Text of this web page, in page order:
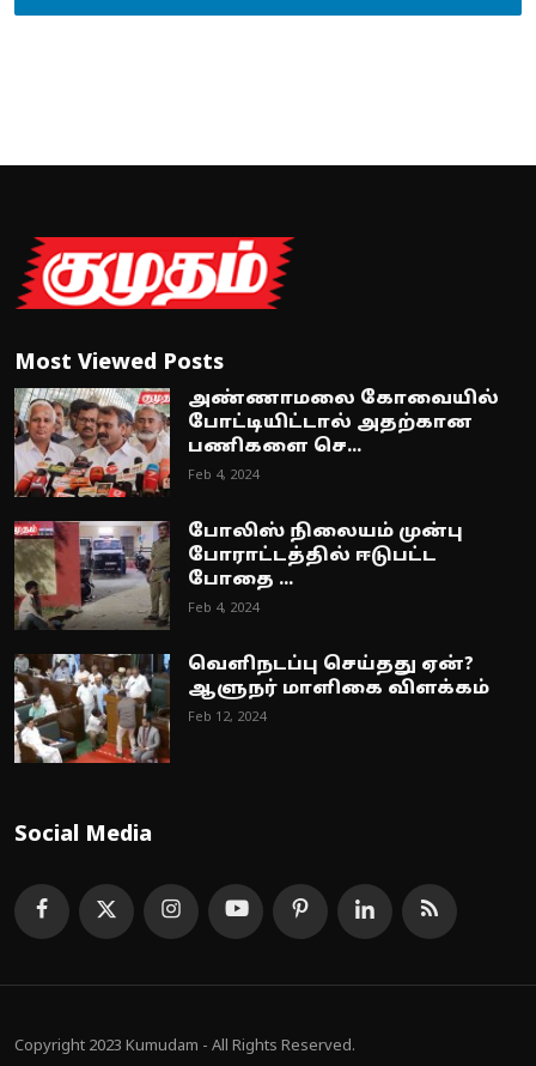
Most Viewed Posts
அண்ணாமலை கோவையில்
போட்டியிட்டால் அதற்கான
பணிகளை செ...
Feb 4, 2024
போலிஸ் நிலையம் முன்பு
போராட்டத்தில் ஈடுபட்ட
போதை ...
Feb 4, 2024
வெளிநடப்பு செய்தது ஏன்?
ஆளுநர் மாளிகை விளக்கம்
Feb 12, 2024
Social Media
Copyright 2023 Kumudam - All Rights Reserved.